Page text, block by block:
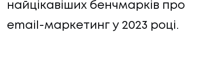
найцікавіших бенчмарків про
email-маркетинг у 2023 році.